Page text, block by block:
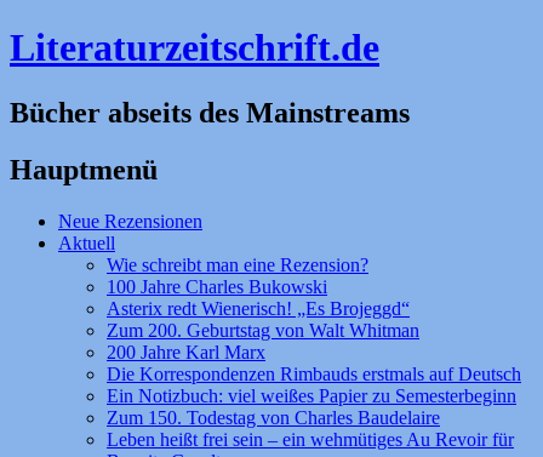
Literaturzeitschrift.de
Bücher abseits des Mainstreams
Hauptmenü
Zum
Inhalt
Neue Rezensionen
Aktuell
Wie schreibt man eine Rezension?
100 Jahre Charles Bukowski
Asterix redt Wienerisch! „Es Brojeggd“
Zum 200. Geburtstag von Walt Whitman
200 Jahre Karl Marx
Die Korrespondenzen Rimbauds erstmals auf Deutsch
Ein Notizbuch: viel weißes Papier zu Semesterbeginn
Zum 150. Todestag von Charles Baudelaire
Leben heißt frei sein – ein wehmütiges Au Revoir für